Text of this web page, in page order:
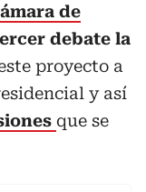
de
debate la
proyecto a
y así
que se